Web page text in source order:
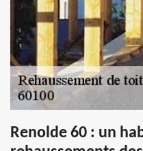
Renolde 60 : un